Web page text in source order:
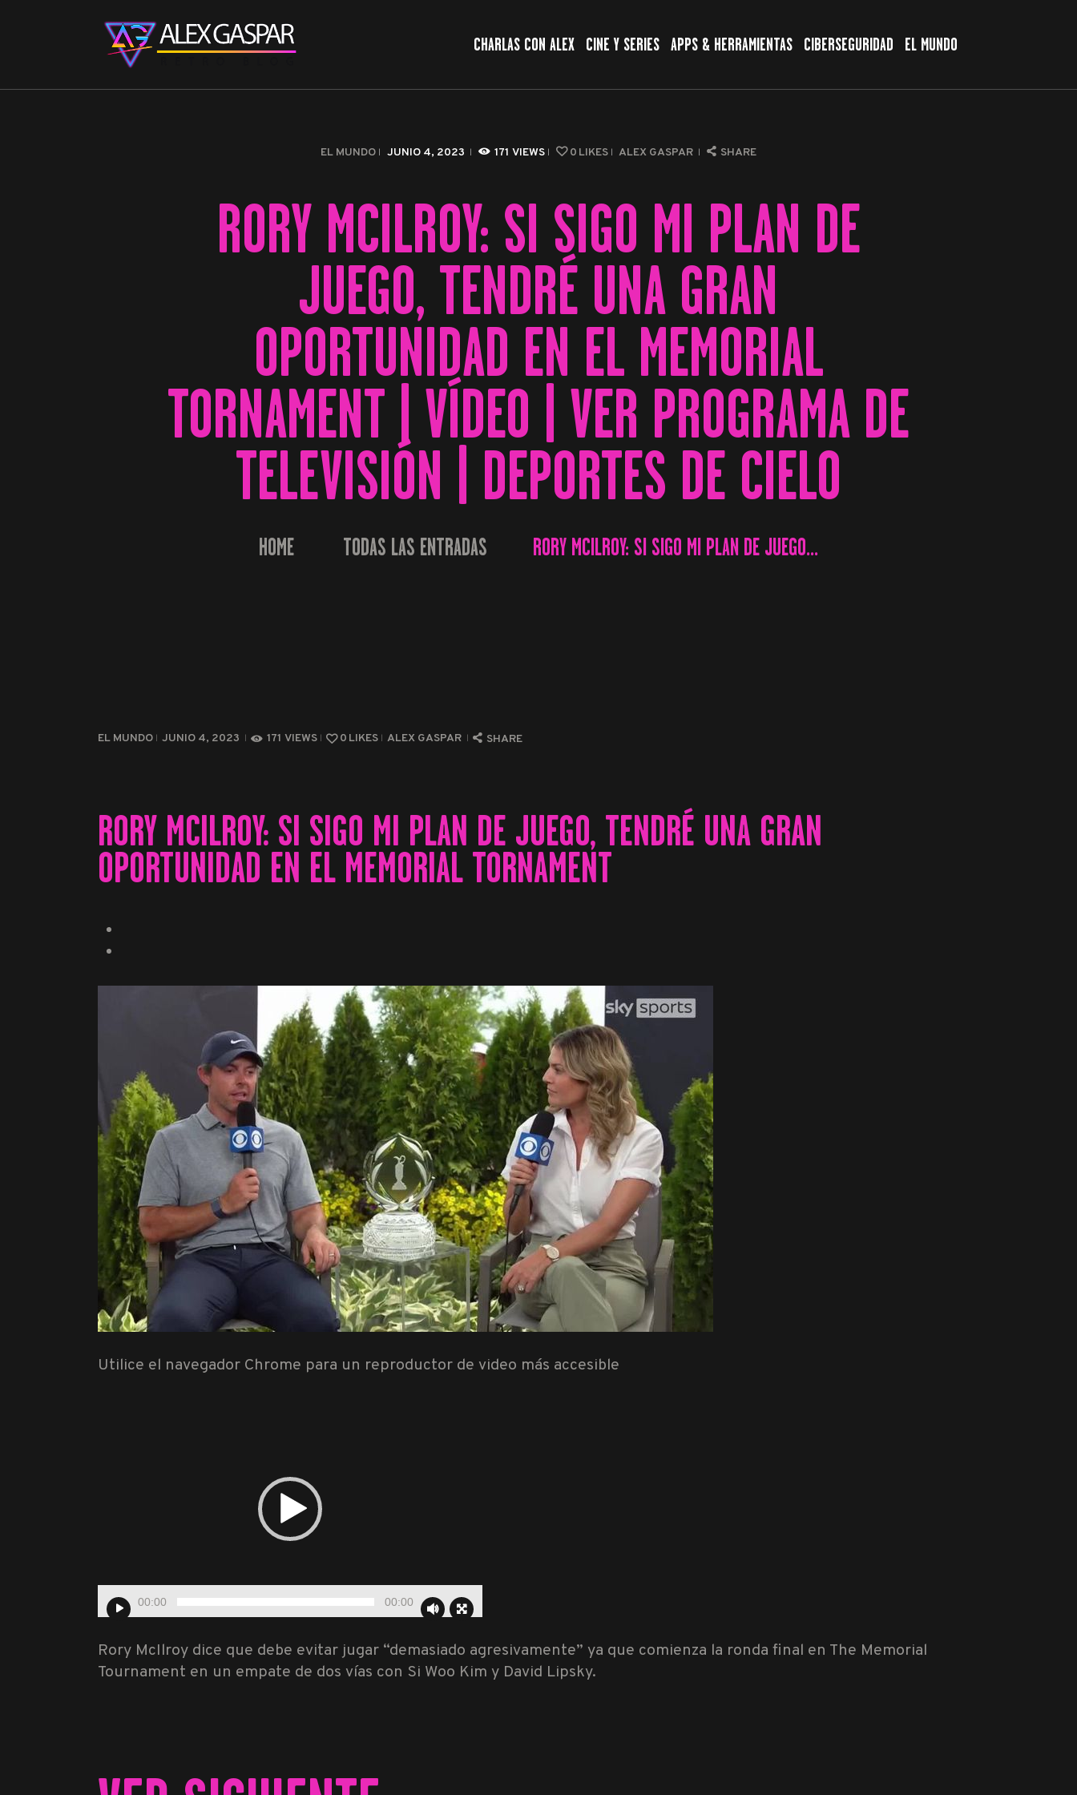
CHARLAS CON ALEX CINE Y SERIES APPS & HERRAMIENTAS CIBERSEGURIDAD EL MUNDO
EL MUNDO JUNIO 4, 2023 171 VIEWS 0 LIKES ALEX GASPAR SHARE
RORY MCILROY: SI SIGO MI PLAN DE
JUEGO, TENDRÉ UNA GRAN
OPORTUNIDAD EN EL MEMORIAL
TORNAMENT | VÍDEO | VER PROGRAMA DE
TELEVISIÓN | DEPORTES DE CIELO
HOME TODAS LAS ENTRADAS RORY MCILROY: SI SIGO MI PLAN DE JUEGO...
CINE Y SERIES
APPS & HERRAMIENTAS
EL MUNDO JUNIO 4, 2023 171 VIEWS 0 LIKES ALEX GASPAR SHARE
RORY MCILROY: SI SIGO MI PLAN DE JUEGO, TENDRÉ UNA GRAN
OPORTUNIDAD EN EL MEMORIAL TORNAMENT
Utilice el navegador Chrome para un reproductor de video más accesible
00:00 00:00
Rory McIlroy dice que debe evitar jugar “demasiado agresivamente” ya que comienza la ronda final en The Memorial
Tournament en un empate de dos vías con Si Woo Kim y David Lipsky.